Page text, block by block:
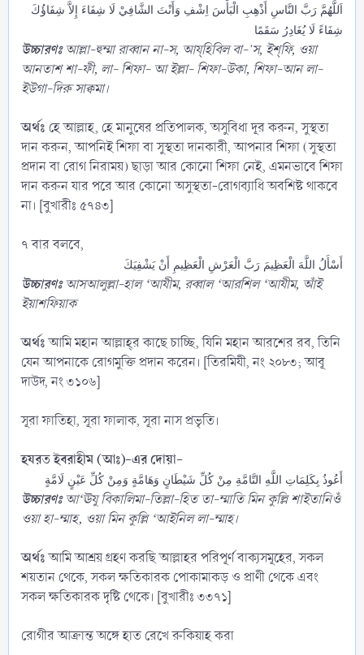
اَللَّهُمَّ رَبَّ النَّاسِ أَذْهِبِ الْبَأْسَ اِشْفِ وَأَنْتَ الشَّافِيْ لَا شِفَاءَ إِلاَّ شِفَاؤُكَ
شِفَاءً لَا يُغَادِرُ سَقَمًا
উচ্চারণঃআল্লা-হুম্মা রাব্বান না-স, আয্‌হিবিল বা-'স, ইশ্‌ফি, ওয়া
আনতাশ শা-ফী, লা- শিফা- আ ইল্লা- শিফা-উকা, শিফা-আন লা-
ইউগা-দিরু সাক্বমা।
অর্থঃ হে আল্লাহ, হে মানুষের প্রতিপালক, অসুবিধা দূর করুন, সুস্থতা
দান করুন, আপনিই শিফা বা সুস্থতা দানকারী, আপনার শিফা (সুস্থতা
প্রদান বা রোগ নিরাময়) ছাড়া আর কোনো শিফা নেই, এমনভাবে শিফা
দান করুন যার পরে আর কোনো অসুস্থতা-রোগব্যাধি অবশিষ্ট থাকবে
না। [বুখারীঃ ৫৭৪৩]
৭ বার বলবে,
أَسْأَلُ اللَّهَ الْعَظِيمَ رَبَّ الْعَرْشِ الْعَظِيمِ أَنْ يَشْفِيَكَ
উচ্চারণঃআসআলুল্লা-হাল ‘আযীম, রব্বাল ‘আরশিল ‘আযীম, আঁই
ইয়াশফিয়াক
অর্থঃআমি মহান আল্লাহ্‌র কাছে চাচ্ছি, যিনি মহান আরশের রব, তিনি
যেন আপনাকে রোগমুক্তি প্রদান করেন। [তিরমিযী, নং ২০৮৩; আবূ
দাউদ, নং ৩১০৬]
সূরা ফাতিহা, সূরা ফালাক, সূরা নাস প্রভৃতি।
হযরত ইবরাহীম (আঃ)-এর দোয়া-
أَعُوذُ بِكَلِمَاتِ اللَّهِ التَّامَّةِ مِنْ كُلِّ شَيْطَانٍ وَهَامَّةٍ وَمِنْ كُلِّ عَيْنٍ لَامَّةٍ
উচ্চারণঃআ‘ঊযু বিকালিমা-তিল্লা-হিত তা-ম্মাতি মিন কুল্লি শাইতানিওঁ
ওয়া হা-ম্মাহ, ওয়া মিন কুল্লি ‘আইনিল লা-ম্মাহ।
অর্থঃআমি আশ্রয় গ্রহণ করছি আল্লাহর পরিপূর্ণ বাক্যসমূহের, সকল
শয়তান থেকে, সকল ক্ষতিকারক পোকামাকড় ও প্রাণী থেকে এবং
সকল ক্ষতিকারক দৃষ্টি থেকে। [বুখারীঃ ৩৩৭১]
রোগীর আক্রান্ত অঙ্গে হাত রেখে রুকিয়াহ করা